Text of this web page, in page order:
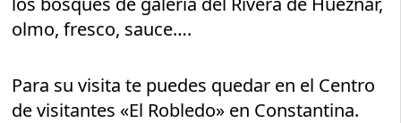
olmo, fresco, sauce….
Para su visita te puedes quedar en el Centro
de visitantes «El Robledo» en Constantina.